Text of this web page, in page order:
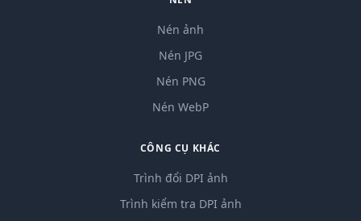
Nén ảnh
Nén JPG
Nén PNG
Nén WebP
CÔNG CỤ KHÁC
Trình đổi DPI ảnh
Trình kiểm tra DPI ảnh